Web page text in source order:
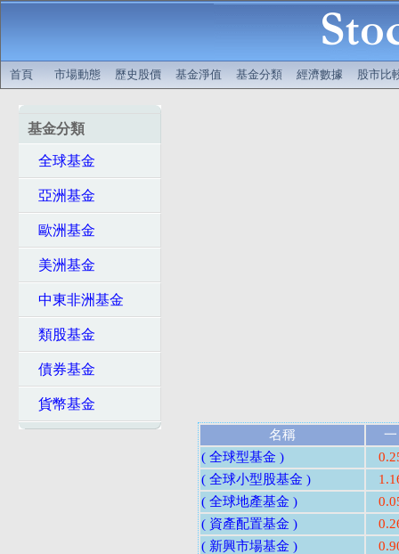
首頁 市場動態 歷史股價 基金淨值 基金分類 經濟數據 股市比
基金分類
全球基金
亞洲基金
歐洲基金
美洲基金
中東非洲基金
類股基金
債券基金
貨幣基金
名稱
( 全球型基金 )
( 全球小型股基金 )
( 全球地產基金 )
( 資產配置基金 )
( 新興市場基金 )